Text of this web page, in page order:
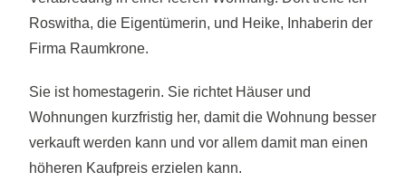
Roswitha, die Eigentümerin, und Heike, Inhaberin der
Firma Raumkrone.
Sie ist homestagerin. Sie richtet Häuser und
Wohnungen kurzfristig her, damit die Wohnung besser
verkauft werden kann und vor allem damit man einen
höheren Kaufpreis erzielen kann.